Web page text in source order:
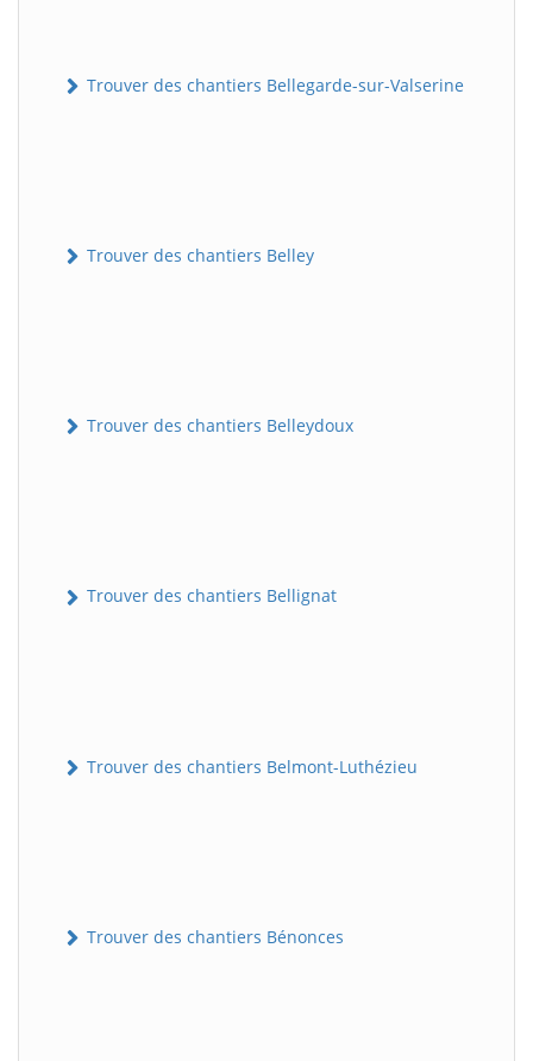
Trouver des chantiers Bellegarde-sur-Valserine
Trouver des chantiers Belley
Trouver des chantiers Belleydoux
Trouver des chantiers Bellignat
Trouver des chantiers Belmont-Luthézieu
Trouver des chantiers Bénonces